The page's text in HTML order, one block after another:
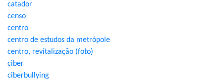
catador
censo
centro
centro de estudos da metrópole
centro, revitalização (foto)
ciber
ciberbullying